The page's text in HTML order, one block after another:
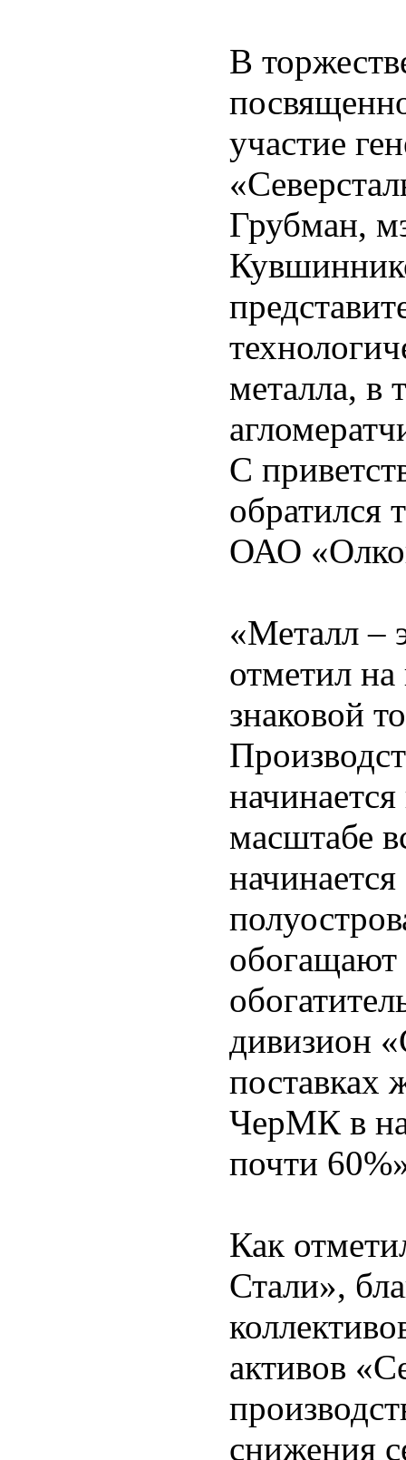
В
участие
Грубман,
металла, в
С
обратился
ОАО
«Металл –
отметил
знаковой
масштабе
обогащают
дивизион
поставках
ЧерМК в
почти
Как
Стали»,
активов
снижения